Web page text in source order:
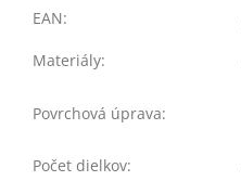
EAN:
Materiály:
Povrchová úprava:
Počet dielkov: